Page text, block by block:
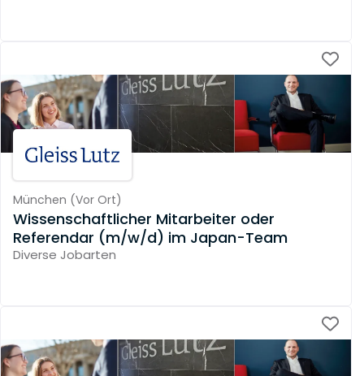
München (Vor Ort)
Wissenschaftlicher Mitarbeiter oder
Referendar (m/w/d) im Japan-Team
Diverse Jobarten